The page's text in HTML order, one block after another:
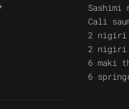
Sashimi
Cali
2 nigiri
2 nigiri
6 maki
6